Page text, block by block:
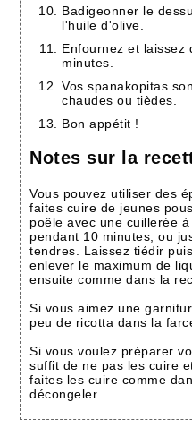
Badigeonner le
l'huile d'olive.
Enfournez et laissez
minutes.
Vos spanakopitas
chaudes ou tièdes.
Bon appétit !
Notes sur la
Vous pouvez utiliser des
faites cuire de jeunes
poêle avec une cuillerée
pendant 10 minutes, ou
tendres. Laissez tiédir
enlever le maximum de
ensuite comme dans la
Si vous aimez une
peu de ricotta dans la
Si vous voulez préparer
suffit de ne pas les cuire
faites les cuire comme
décongeler.